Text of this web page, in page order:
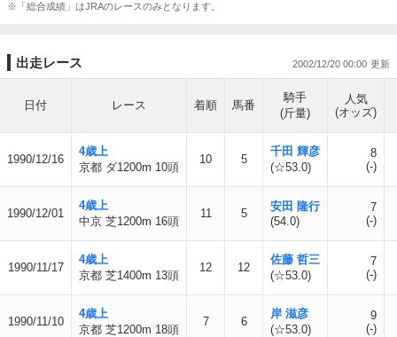
※「総合成績」はJRAのレースのみとなります。
出走レース 2002/12/20 00:00
日付 レース 着順 馬番
騎手
(斤量)
人気
(オッズ)
1990/12/16
4歳上
京都 ダ1200m 10頭
10 5
千田 輝彦
(☆53.0)
8
(-)
1990/12/01
4歳上
中京 芝1200m 16頭
11 5
安田 隆行
(54.0)
7
(-)
1990/11/17
4歳上
京都 芝1400m 13頭
12 12
佐藤 哲三
(☆53.0)
7
(-)
1990/11/10
4歳上
京都 芝1200m 18頭
7 6
岸 滋彦
(☆53.0)
9
(-)